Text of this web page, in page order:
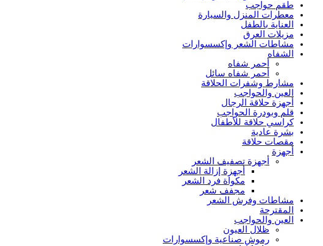
طقم حواجب
معطرات المنزل والسيارة
العناية بالطفل
مزيلات العرق
مشاطات الشعر وإكسسوارات
الشفاه
أحمر شفاه
أحمر شفاه سائل
مشارط وشفرات الحلاقة
العين والحواجب
أجهزة حلاقة الرجال
قلم وبودرة الحواجب
كراسي حلاقة للأطفال
بشرة عادية
مقصات حلاقة
أجهزة
أجهزة تصفيف الشعر
أجهزة إزالة الشعر
مكواة فرد الشعر
مجفف شعر
مشاطات وفرش الشعر
المقترحة
العين والحواجب
ظلال العيون
رموش صناعية وإكسسوارات